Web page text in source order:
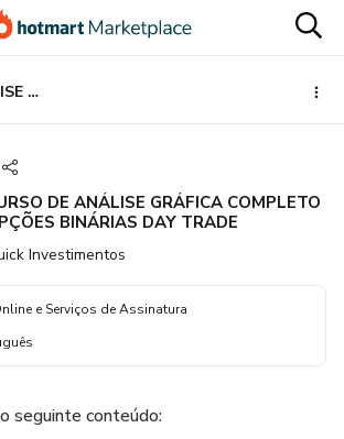
CURSO DE ANÁLISE GRÁFICA COMPLETO OPÇÕES BINÁRIAS DAY TRADE
DE ANÁLISE GRÁFICA COMPLETO
BINÁRIAS DAY TRADE
Investimentos
e Serviços de Assinatura
seguinte conteúdo: